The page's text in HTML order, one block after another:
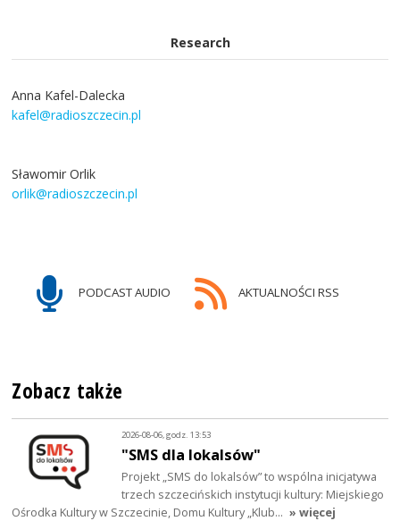
Research
Anna Kafel-Dalecka
kafel@radioszczecin.pl
Sławomir Orlik
orlik@radioszczecin.pl
PODCAST AUDIO AKTUALNOŚCI RSS
Zobacz także
2026-08-06, godz. 13:53
"SMS dla lokalsów"
Projekt „SMS do lokalsów” to wspólna inicjatywa
trzech szczecińskich instytucji kultury: Miejskiego
Ośrodka Kultury w Szczecinie, Domu Kultury „Klub… » więcej